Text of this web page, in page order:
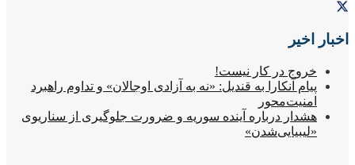
اخبار اخیر
خروج در کار نیست!
پیام آنکارا به قندیل: «نه به آزادی اوجالان» و تداوم راهبرد
امنیت‌محور
هشدار درباره آینده سوریه و ضرورت جلوگیری از سناریوی
«لیبیایی‌شدن»